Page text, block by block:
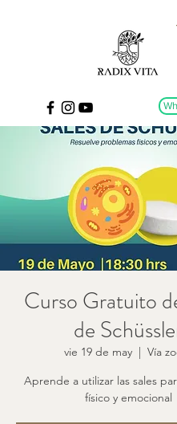
Curso Gratuito
de
vie 19 de may
  |
Vía
Aprende a utilizar las sales
físico y emocional